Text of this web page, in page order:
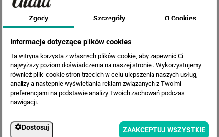
Cena przed rabatem:564.45 zł
433.08 zł
Zgody Szczegóły O Cookies
Informacje dotyczące plików cookies
Ta witryna korzysta z własnych plików cookie, aby zapewnić Ci
najwyższy poziom doświadczenia na naszej stronie . Wykorzystujemy
również pliki cookie stron trzecich w celu ulepszenia naszych usług,
analizy a nastepnie wyświetlania reklam związanych z Twoimi
preferencjami na podstawie analizy Twoich zachowań podczas
nawigacji.
Dostosuj ZAAKCEPTUJ WSZYSTKIE